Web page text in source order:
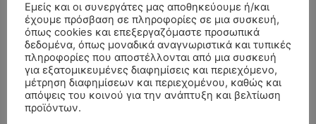
Εμείς και οι συνεργάτες μας αποθηκεύουμε ή/και
έχουμε πρόσβαση σε πληροφορίες σε μια συσκευή,
όπως cookies και επεξεργαζόμαστε προσωπικά
δεδομένα, όπως μοναδικά αναγνωριστικά και τυπικές
πληροφορίες που αποστέλλονται από μια συσκευή
για εξατομικευμένες διαφημίσεις και περιεχόμενο,
μέτρηση διαφημίσεων και περιεχομένου, καθώς και
απόψεις του κοινού για την ανάπτυξη και βελτίωση
προϊόντων.